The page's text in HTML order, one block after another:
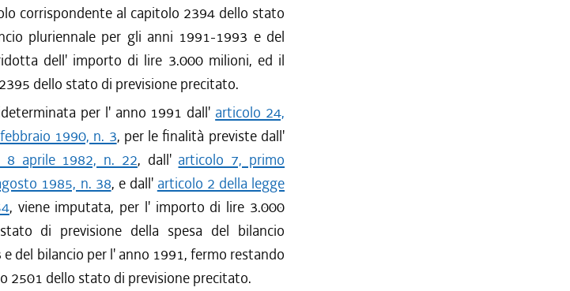
corrispondente al capitolo 2394 dello stato
pluriennale per gli anni 1991-1993 e del
dell' importo di lire 3.000 milioni, ed il
dello stato di previsione precitato.
per l' anno 1991 dall' articolo 24,
1990, n. 3, per le finalità previste dall'
8 aprile 1982, n. 22, dall' articolo 7, primo
1985, n. 38, e dall' articolo 2 della legge
, viene imputata, per l' importo di lire 3.000
di previsione della spesa del bilancio
del bilancio per l' anno 1991, fermo restando
2501 dello stato di previsione precitato.